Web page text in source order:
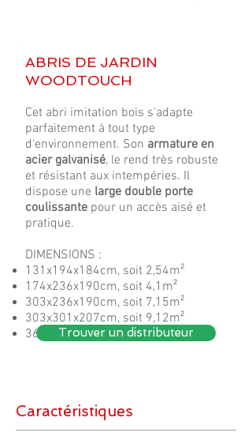
ABRIS DE JARDIN
WOODTOUCH
Cet abri imitation bois s'adapte
parfaitement à tout type
d'environnement. Son armature en
acier galvanisé, le rend très robuste
et résistant aux intempéries. Il
dispose une large double porte
coulissante pour un accès aisé et
pratique.
DIMENSIONS :
131x194x184cm, soit 2,54m²
174x236x190cm, soit 4,1m²
303x236x190cm, soit 7,15m²
303x301x207cm, soit 9,12m²
367x301x207cm, soit 11m²​
Trouver un distributeur
Caractéristiques